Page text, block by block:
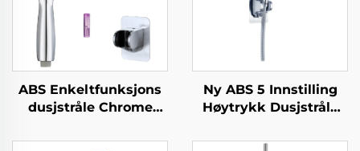
ABS Enkeltfunksjons
dusjstråle Chrome
stråler Lett rengjøring
Ny ABS 5 Innstilling
Høytrykk Dusjstråle
Tykk Varig Silicone